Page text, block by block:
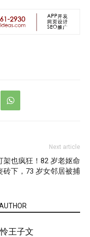
Next article
架也疯狂！82 岁老妪命
砖下，73 岁女邻居被捕
王子文